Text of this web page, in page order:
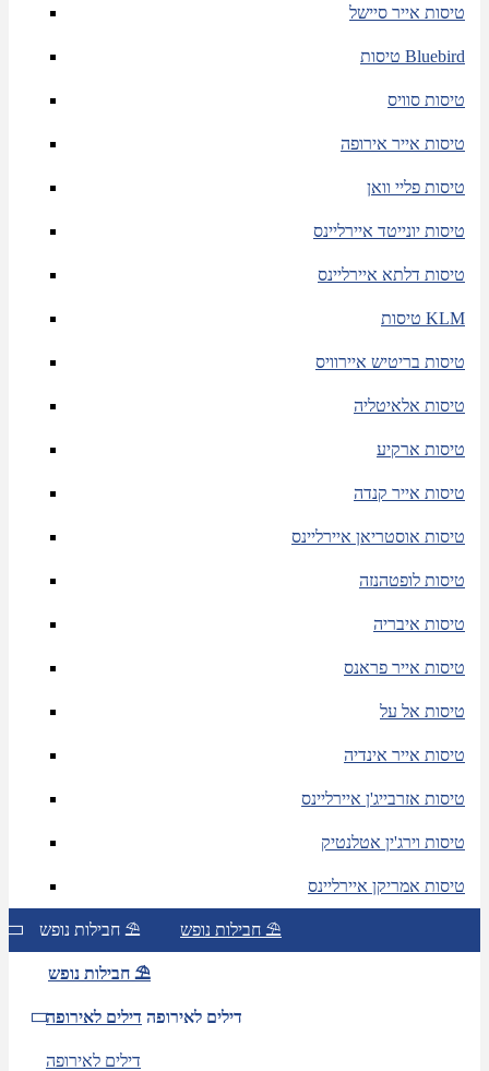
טיסות אייר סיישל
טיסות Bluebird
טיסות סוויס
טיסות אייר אירופה
טיסות פליי וואן
טיסות יונייטד איירליינס
טיסות דלתא איירליינס
טיסות KLM
טיסות בריטיש איירוויס
טיסות אלאיטליה
טיסות ארקיע
טיסות אייר קנדה
טיסות אוסטריאן איירליינס
טיסות לופטהנזה
טיסות איבריה
טיסות אייר פראנס
טיסות אל על
טיסות אייר אינדיה
טיסות אזרבייג'ן איירליינס
טיסות וירג'ין אטלנטיק
טיסות אמריקן איירליינס
חבילות נופש ⛱ חבילות נופש ⛱
חבילות נופש ⛱
דילים לאירופה דילים לאירופה
דילים לאירופה